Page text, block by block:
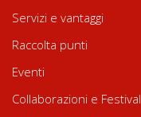
Servizi e vantaggi
Raccolta punti
Eventi
Collaborazioni e Festival